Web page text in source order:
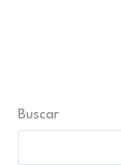
Buscar